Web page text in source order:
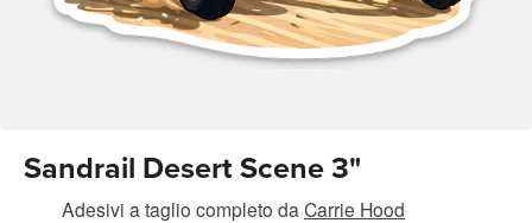
Sandrail Desert Scene 3"
Adesivi a taglio completo da Carrie Hood